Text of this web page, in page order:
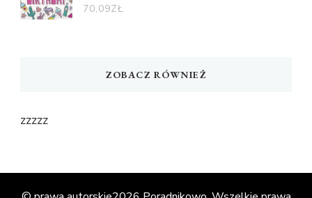
70,09ZŁ
ZOBACZ RÓWNIEŻ
zzzzz